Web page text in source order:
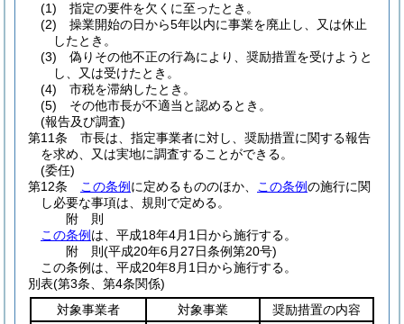
(1)
指定の要件を欠くに至ったとき。
(2)
操業開始の日から5年以内に事業を廃止し、又は休止
したとき。
(3)
偽りその他不正の行為により、奨励措置を受けようと
し、又は受けたとき。
(4)
市税を滞納したとき。
(5)
その他市長が不適当と認めるとき。
(報告及び調査)
第11条
市長は、指定事業者に対し、奨励措置に関する報告
を求め、又は実地に調査することができる。
(委任)
第12条
この条例 に定めるもののほか、 この条例の施行に関
し必要な事項は、規則で定める。
附 則
この条例 は、平成18年4月1日から施行する。
附 則(平成20年6月27日条例第20号)
この条例は、平成20年8月1日から施行する。
別表(第3条、第4条関係)
対象事業者
対象事業
奨励措置の内容